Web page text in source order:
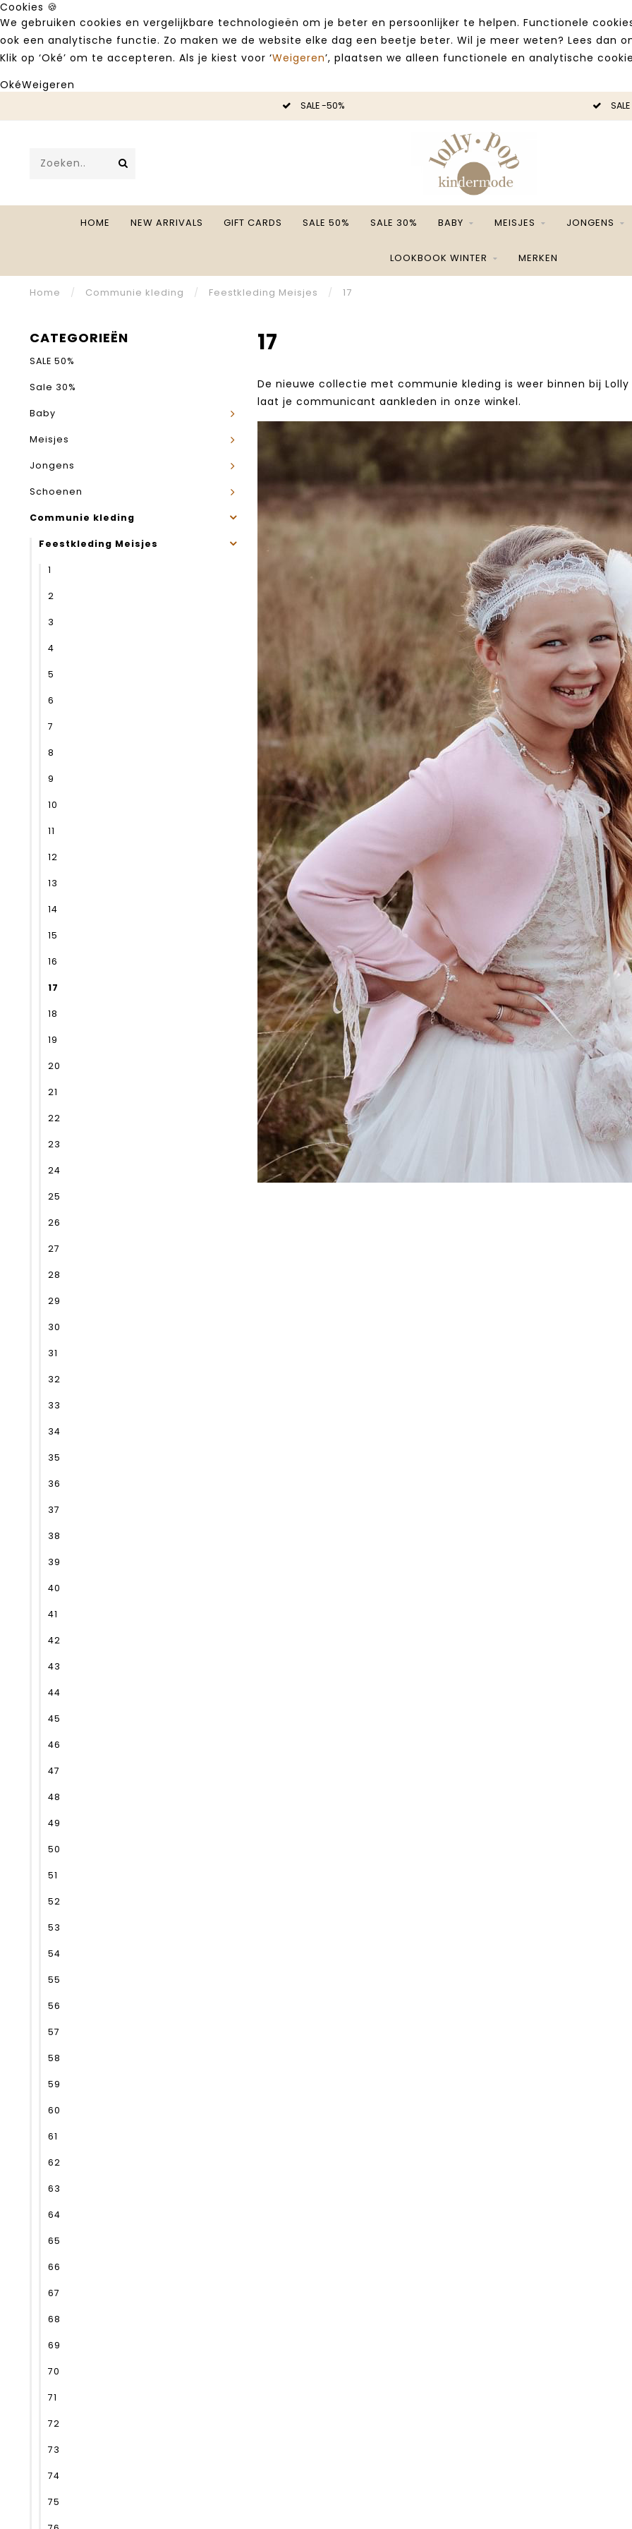
Cookies 🍪
We gebruiken cookies en vergelijkbare technologieën om je beter en persoonlijker te helpen. Functionele
ook een analytische functie. Zo maken we de website elke dag een beetje beter. Wil je meer weten? Lees dan
Klik op ‘Oké’ om te accepteren. Als je kiest voor ‘Weigeren’, plaatsen we alleen functionele en analytische
OkéWeigeren
SALE -50%
HOME NEW ARRIVALS GIFT CARDS SALE 50% SALE 30% BABY MEISJES JONGENS
LOOKBOOK WINTER MERKEN
Home / Communie kleding / Feestkleding Meisjes / 17
CATEGORIEËN
SALE 50%
Sale 30%
Baby
Meisjes
Jongens
Schoenen
Communie kleding
Feestkleding Meisjes
1
2
3
4
5
6
7
8
9
10
11
12
13
14
15
16
17
18
19
20
21
22
23
24
25
26
27
28
29
30
31
32
33
34
35
36
37
38
39
40
41
42
43
44
45
46
47
48
49
50
51
52
53
54
55
56
57
58
59
60
61
62
63
64
65
66
67
68
69
70
71
72
73
74
75
17
De nieuwe collectie met communie kleding is weer binnen bij Lolly
laat je communicant aankleden in onze winkel.